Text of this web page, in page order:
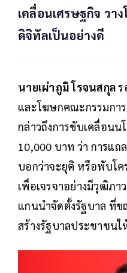
เคลื่อนเศรษฐกิจ วา
ดิจิทัลเป็นอย่างดี
นายเผ่าภูมิ โรจนสกุลร
และโฆษกคณะกรรมกา
กล่าวถึงการขับเคลื่อนน
10,000 บาท ว่า การแถ
บอกว่าจะยุติ หรือพับโค
เพื่อเจรจาอย่างมีวุฒิภา
แกนนำจัดตั้งรัฐบาล ที่
สร้างรัฐบาลประชาชนใ